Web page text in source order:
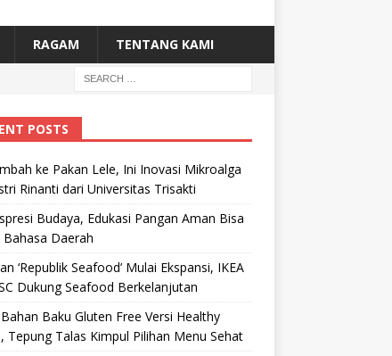
RAGAM TENTANG KAMI
POSTS
ke Pakan Lele, Ini Inovasi Mikroalga
Rinanti dari Universitas Trisakti
Budaya, Edukasi Pangan Aman Bisa
Daerah
‘Republik Seafood’ Mulai Ekspansi, IKEA
Dukung Seafood Berkelanjutan
Baku Gluten Free Versi Healthy
Tepung Talas Kimpul Pilihan Menu Sehat